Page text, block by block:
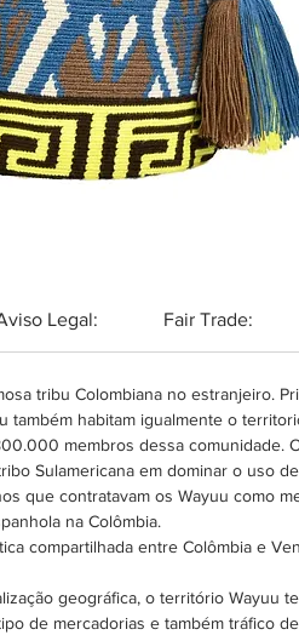
Legal: Fair Trade:
tribu Colombiana no estranjeiro.
também habitam igualmente o
membros dessa comunidade.
Sulamericana em dominar o uso
que contratavam os Wayuu como
na Colômbia.
compartilhada entre Colômbia e
geográfica, o território Wayuu
de mercadorias e também tráfico